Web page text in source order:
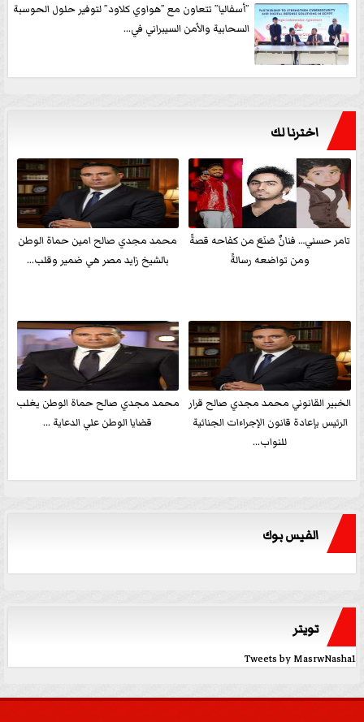
”أسفاليا” تتعاون مع ”هواوي كلاود” لتوفير حلول الحوسبة
السحابية والأمن السيبراني في...
اخترنا لك
تامر حسني… فنانٌ صَنَعَ من كفاحه قصةً
ومن تواضعه رسالةً
محمد مجدي صالح امين حماة الوطن
بالشيخ زايد مصر هي ضمير وقلب...
الخبير القانوني محمد مجدي صالح قرار
الرئيس بإعادة قانون الإجراءات الجنائية
للنواب...
محمد مجدي صالح حماة الوطن يغلب
قضايا الوطن علي الدعاية ...
الفيس بوك
تويتر
Tweets by MasrwNasha1